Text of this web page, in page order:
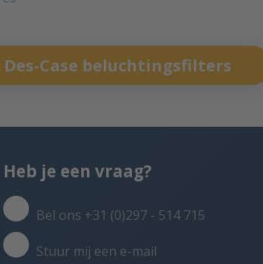
Case beluchtingsfilters
Heb je een vraag?
Bel ons +31 (0)297 - 514 715
Stuur mij een e-mail